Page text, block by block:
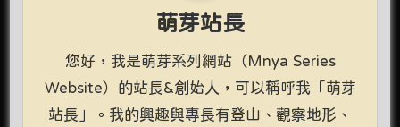
萌芽站長
您好，我是萌芽系列網站（Mnya Series
Website）的站長&創始人，可以稱呼我「萌芽
站長」。我的興趣與專長有登山、觀察地形、